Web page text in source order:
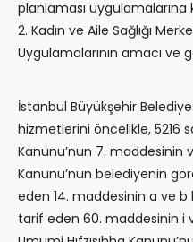
planlaması uygulamalarına
2. Kadın ve Aile Sağlığı
Uygulamalarının amacı ve
İstanbul Büyükşehir
hizmetlerini öncelikle, 5216
Kanunu’nun 7. maddesinin
Kanunu’nun belediyenin
eden 14. maddesinin a ve
tarif eden 60. maddesinin i